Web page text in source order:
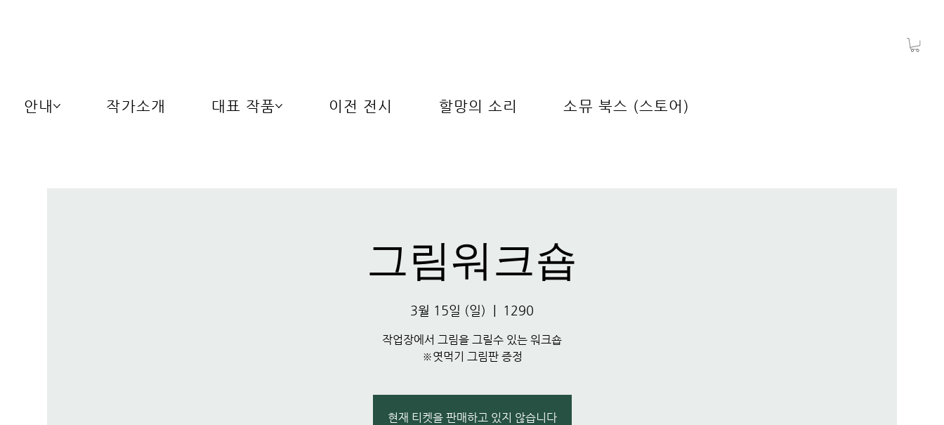
안내 작가소개 대표 작품 이전 전시 할망의 소리 소뮤 북스 (스토어)
그림워크숍
3월 15일 (일) 1290
작업장에서 그림을 그릴수 있는 워크숍
※엿먹기 그림판 증정
현재 티켓을 판매하고 있지 않습니다